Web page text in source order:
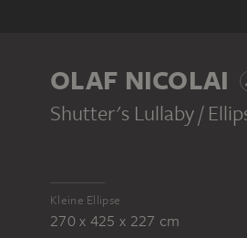
OLAF NICOLAI
Shutter's Lullaby /
Kleine Ellipse
270 x 425 x 227 cm